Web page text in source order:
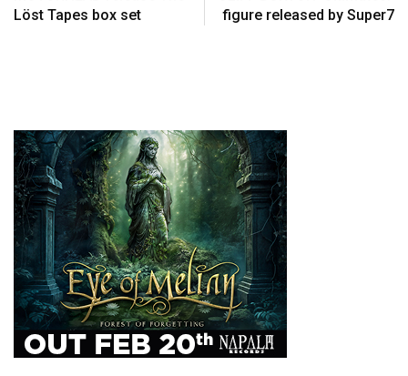
Löst Tapes box set
figure released by Super7